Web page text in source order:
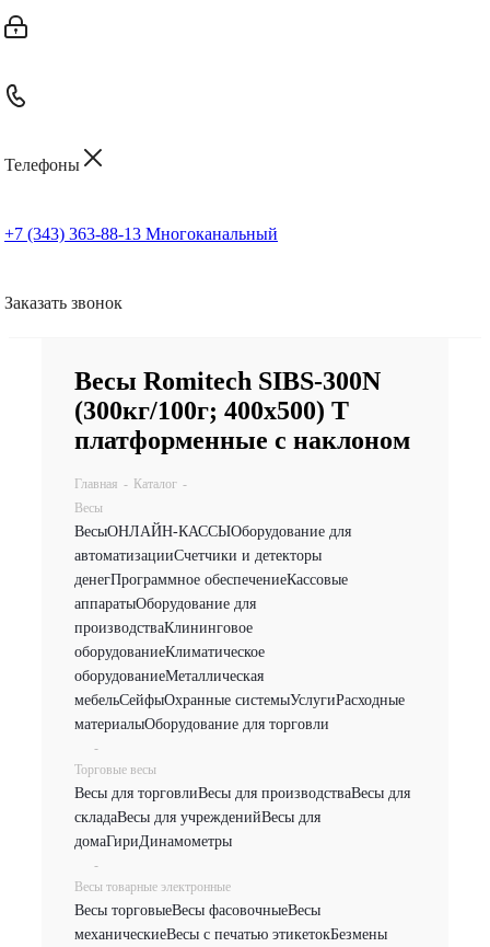
Телефоны
+7 (343) 363-88-13 Многоканальный
Заказать звонок
Весы Romitech SIBS-300N
(300кг/100г; 400х500) Т
платформенные c наклоном
Главная - Каталог -
Весы
ВесыОНЛАЙН-КАССЫОборудование для
автоматизацииСчетчики и детекторы
денегПрограммное обеспечениеКассовые
аппаратыОборудование для
производстваКлининговое
оборудованиеКлиматическое
оборудованиеМеталлическая
мебельСейфыОхранные системыУслугиРасходные
материалыОборудование для торговли
-
Торговые весы
Весы для торговлиВесы для производстваВесы для
складаВесы для учрежденийВесы для
домаГириДинамометры
-
Весы товарные электронные
Весы торговыеВесы фасовочныеВесы
механическиеВесы с печатью этикетокБезмены